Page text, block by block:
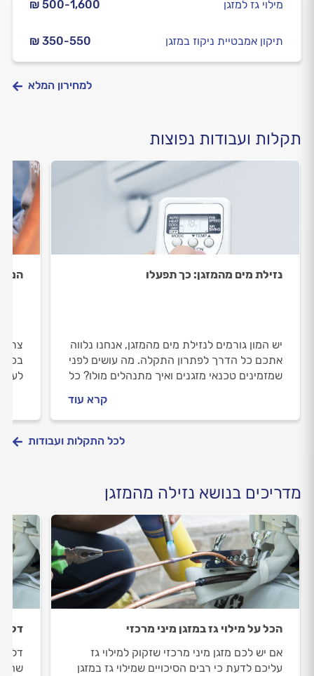
₪ 500-1,600 מילוי גז למזגן
₪ 350-550 תיקון אמבטיית ניקוז במזגן
למחירון המלא
תקלות ועבודות נפוצות
נזילת מים מהמזגן: כך תפעלו
יש המון גורמים לנזילת מים מהמזגן, אנחנו נלווה
אתכם כל הדרך לפתרון התקלה. מה עושים לפני
שמזמינים טכנאי מזגנים ואיך מתנהלים מולו? כל
קרא עוד
בכל
לכל התקלות ועבודות
מדריכים בנושא נזילה מהמזגן
הכל על מילוי גז במזגן מיני מרכזי
אם יש לכם מזגן מיני מרכזי שזקוק למילוי גז
עליכם לדעת כי רבים הסיכויים שמילוי גז במזגן